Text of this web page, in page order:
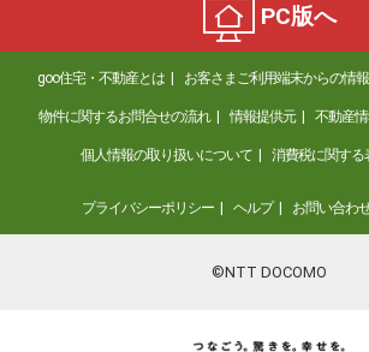
PC版へ
goo住宅・不動産とは お客さまご利用端末からの情
物件に関するお問合せの流れ 情報提供元 不動産
個人情報の取り扱いについて 消費税に関する
プライバシーポリシー ヘルプ お問い合わ
©NTT DOCOMO